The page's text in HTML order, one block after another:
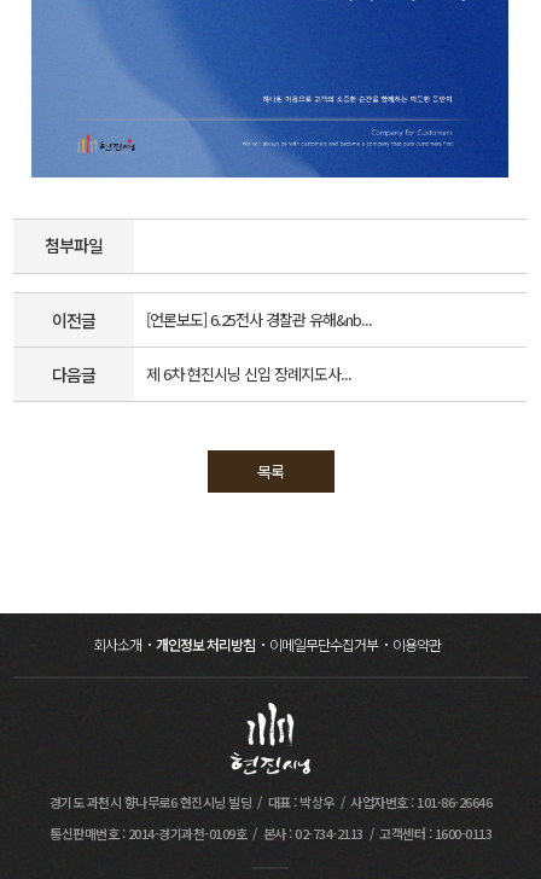
첨부파일
이전글 [언론보도] 6.25전사 경찰관 유해&nb...
다음글 제 6차 현진시닝 신입 장례지도사...
목록
회사소개 개인정보 처리방침 이메일무단수집거부 이용약관
경기도 과천시 향나무로6 현진시닝 빌딩 대표 : 박상우
사업자번호 : 101-86-26646
통신판매번호 : 2014-경기과천-0109호
본사 : 02-734-2113 고객센터 : 1600-0113